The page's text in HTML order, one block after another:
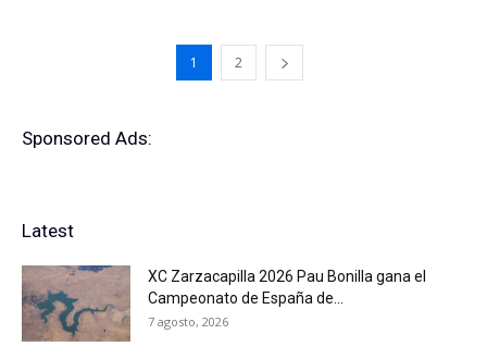
1 2
Sponsored Ads:
Latest
XC Zarzacapilla 2026 Pau Bonilla gana el
Campeonato de España de...
7 agosto, 2026